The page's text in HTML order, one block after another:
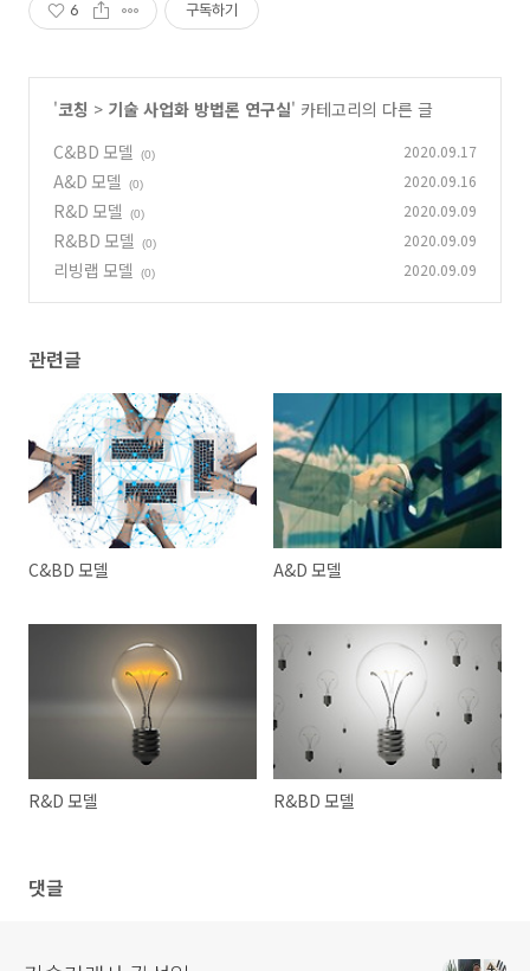
6 구독하기
'코칭 > 기술 사업화 방법론 연구실' 카테고리의 다른 글
C&BD 모델
(0) 2020.09.17
A&D 모델 (0) 2020.09.16
R&D 모델 (0) 2020.09.09
R&BD 모델 (0) 2020.09.09
리빙랩 모델 (0) 2020.09.09
관련글
C&BD 모델 A&D 모델
R&D 모델 R&BD 모델
댓글